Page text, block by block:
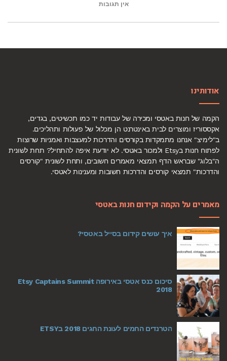
אין תגובות
אודותינו
הקמה של חנות באטסי ומכירה של עבודות יד כמו תכשיטים, בגדים,
אקססוריז ומוצרים לבית באינטרנט הן מכלול של פעולות ותהליכים.
ב"לימיצ" אנחנו מתמקדות בקורסים והדרכות למעצבות ואמניות שרוצות
לפתוח חנות בEtsy ולמכור באטסי. לא יודעת איפה להתחיל? תחת לשונית
ה"בלוג" שבראש הדף תמצאי מאמרים חשובים, ותחת לשונית "קורסים
והדרכות" תמצאי קורסים והדרכות חשובות ומענינות לאטסי.
מאמרים על הקמה וקידום חנות באטסי
איך עושים קידום בסייל באטסי?
סיכום כנס אטסי באירופה Etsy Captains Summit
2018
הטרנדים החמים לעונת החגים 2018 בETSY